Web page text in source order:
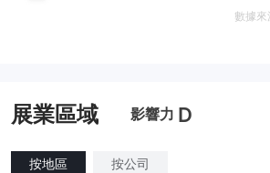
數據來
展業區域 影響力 D
按地區 按公司